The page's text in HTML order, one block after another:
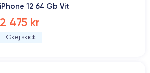
iPhone 12 64 Gb Vit
2 475 kr
Okej skick